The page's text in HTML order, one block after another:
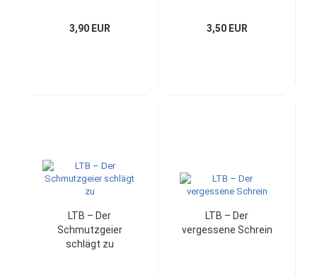
3,90 EUR 3,50 EUR
LTB – Der
Schmutzgeier
schlägt zu
LTB – Der
vergessene Schrein